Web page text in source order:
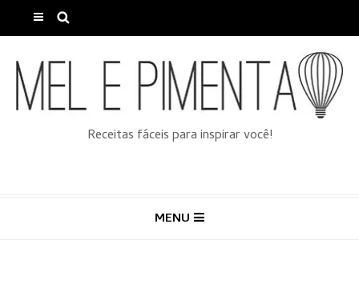
Receitas fáceis para inspirar você!
MENU